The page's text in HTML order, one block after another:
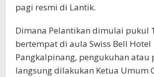
pagi resmi di Lantik.
Dimana Pelantikan dimulai pukul
bertempat di aula Swiss Bell Hotel
Pangkalpinang, pengukuhan atau
langsung dilakukan Ketua Umum